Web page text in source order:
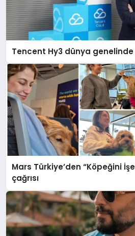
Tencent Hy3 dünya
Mars Türkiye’den “Köpeğini
çağrısı